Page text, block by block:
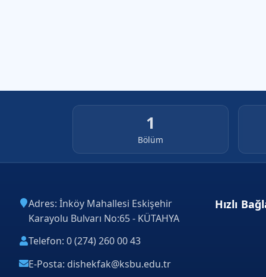
1
Bölüm
Adres: İnköy Mahallesi Eskişehir
Karayolu Bulvarı No:65 - KÜTAHYA
Telefon: 0 (274) 260 00 43
E-Posta: dishekfak@ksbu.edu.tr
Hızlı